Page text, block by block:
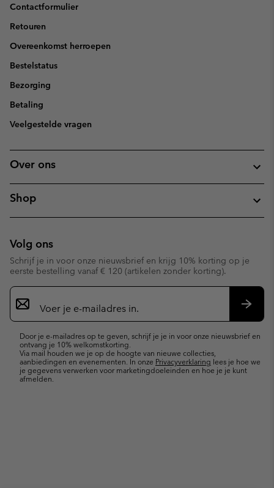
Contactformulier
Retouren
Overeenkomst herroepen
Bestelstatus
Bezorging
Betaling
Veelgestelde vragen
Over ons
Shop
Volg ons
Schrijf je in voor onze nieuwsbrief en krijg 10% korting op je
eerste bestelling vanaf € 120 (artikelen zonder korting).
Aanmelden
voor
e-
Door je e-mailadres op te geven, schrijf je je in voor onze nieuwsbrief en
ontvang je 10% welkomstkorting.
Via mail houden we je op de hoogte van nieuwe collecties,
aanbiedingen en evenementen. In onze Privacyverklaring lees je hoe we
je gegevens verwerken voor marketingdoeleinden en hoe je je kunt
afmelden.